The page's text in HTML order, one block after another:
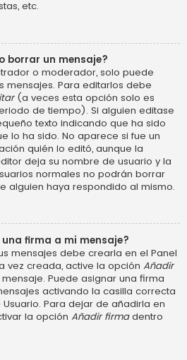
etc.
borrar un mensaje?
o moderador, solo puede
mensajes. Para editarlos debe
(a veces esta opción solo es
de tiempo). Si alguien editase
texto indicando que ha sido
lo ha sido. No aparece si fue un
quién lo editó, aunque la
deja su nombre de usuario y la
normales no podrán borrar
alguien haya respondido al mismo.
firma a mi mensaje?
mensajes debe crearla en el Panel
vez creada, active la opción Añadir
Puede asignar una firma
activando la casilla correcta
Para dejar de añadirla en
la opción Añadir firmadentro